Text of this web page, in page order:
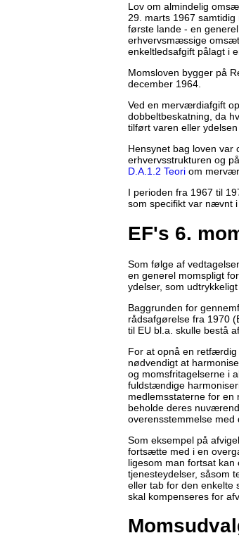
Lov om almindelig
29. marts 1967
første lande - en
erhvervsmæssige
enkeltledsafgift pålagt i
Momsloven bygger på
december 1964.
Ved en merværdiafgift
dobbeltbeskatning, da
tilført varen eller
Hensynet bag loven var
erhvervsstrukturen og
D.A.1.2 Teori om
I perioden fra 1967 til
som specifikt var nævnt
EF's 6.
Som følge af
en generel momspligt
ydelser, som
Baggrunden for
rådsafgørelse fra 1970
til EU bl.a. skulle bestå
For at opnå en retfærdig
nødvendigt at
og momsfritagelserne i
fuldstændige
medlemsstaterne for
beholde deres
overensstemmelse med
Som eksempel på
fortsætte med i en
ligesom man fortsat
tjenesteydelser, såsom
eller tab for den enkelte
skal kompenseres for